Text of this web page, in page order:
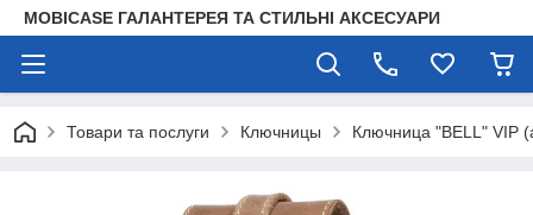
MOBICASE ГАЛАНТЕРЕЯ ТА СТИЛЬНІ АКСЕСУАРИ
Товари та послуги Ключницы Ключница "BELL" VIP